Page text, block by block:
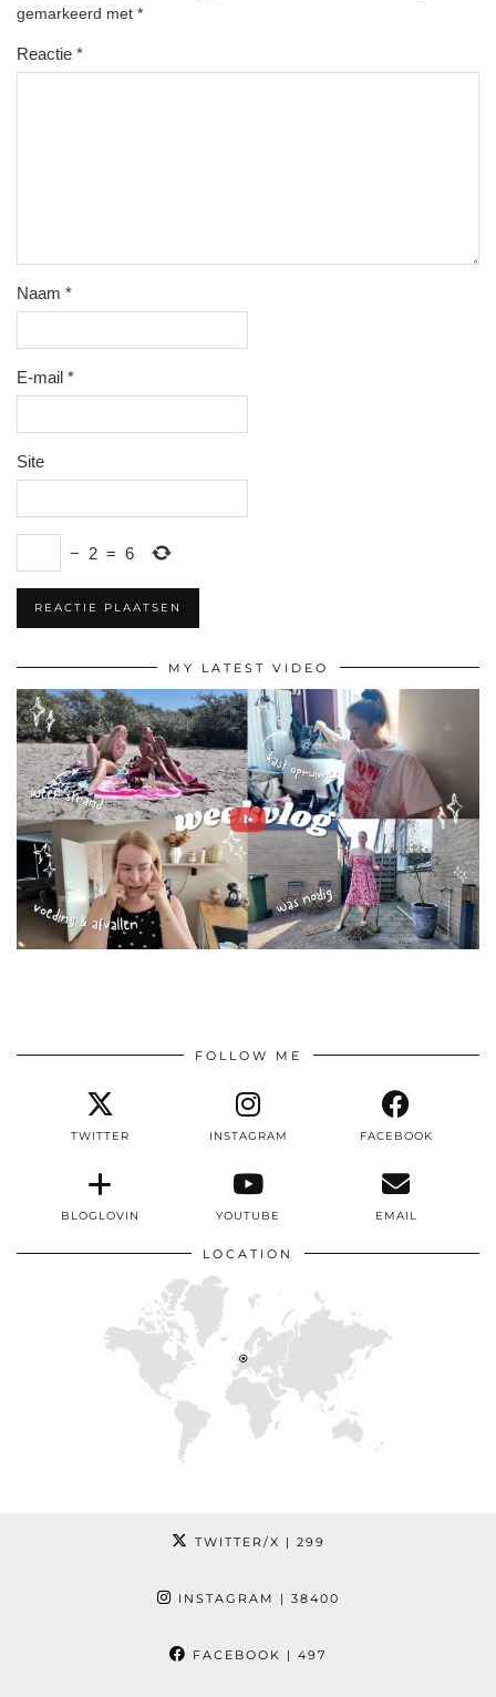
gemarkeerd met *
Reactie *
Naam *
E-mail *
Site
− 2 = 6
MY LATEST VIDEO
FOLLOW ME
TWITTER INSTAGRAM FACEBOOK
BLOGLOVIN YOUTUBE EMAIL
LOCATION
TWITTER/X | 299
INSTAGRAM | 38400
FACEBOOK | 497